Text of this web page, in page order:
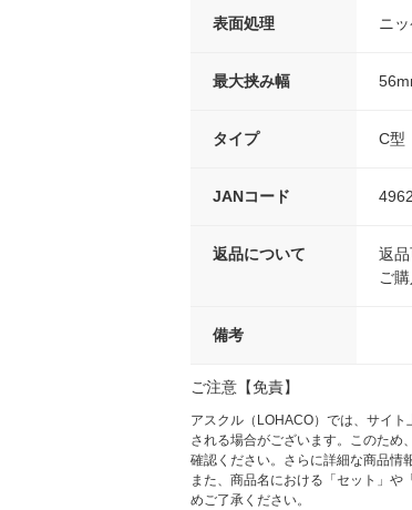
表面処理 ニ
最大挟み幅
タイプ C型
JANコード
返品について
返
ご
備考
ご注意【免責】
アスクル（LOHACO）では、サイ
される場合がございます。このため
確認ください。さらに詳細な商品情
また、商品名における「セット」や
めご了承ください。